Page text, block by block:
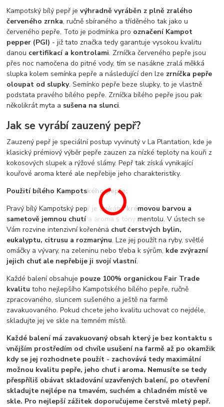
Kampotský bílý pepř jevýhradně vyráběn z plně zralého
červeného zrnka, ručně sbíraného a tříděného tak jako u
červeného pepře. Toto je podmínka pro označení Kampot
pepper (PGI) - již tato značka tedy garantuje vysokou kvalitu
danou certifikací a kontrolami. Zrníčka červeného pepře jsou
přes noc namočena do pitné vody, tím se nasákne zralá měkká
slupka kolem semínka pepře a následující den lze zrníčka pepře
oloupat od slupky. Semínko pepře beze slupky, to je vlastně
podstata pravého bílého pepře. Zrníčka bílého pepře jsou pak
několikrát myta a sušena na slunci.
Jak se vyrábí zauzený pepř?
Zauzený pepř je speciální postup vyvinutý v La Plantation, kde je
klasický prémiový výběr pepře zauzen za nízké teploty na kouři z
kokosových slupek a rýžové slámy. Pepř tak získá vynikající
kouřové aroma které ale nepřebije jeho charakteristiky.
Použití bílého Kampotského pepře:
Pravý bílý Kampotský pepř je unikátníkrémovou barvou a
sametově jemnou chutía aroma s tóny mentolu. V ústech se
Vám rozvine intenzivní kořeněná chuť čerstvých bylin,
eukalyptu, citrusu a rozmarýnu. Lze jej použít na ryby, světlé
omáčky a vývary, na zeleninu nebo třeba k sýrům, kde zvýrazní
jejich chuť ale nepřebije ji svojí vlastní.
Každé balení obsahuje pouze 100% organickou Fair Trade
kvalitu toho nejlepšího Kampotského bílého pepře, ručně
zpracovaného, sluncem sušeného a ještě na farmě
zavakuovaného. Pokud chcete jeho kvalitu uchovat co nejdéle,
skladujte jej ve skle na temném místě.
Každé balení má zavakuovaný obsah který je bez kontaktu s
vnějším prostředím od chvíle usušení na farmě až po okamžik
kdy se jej rozhodnete použít - zachovává tedy maximální
možnou kvalitu pepře, jeho chuť i aroma. Nemusíte se tedy
přespříliš obávat skladování uzavřených balení, po otevření
skladujte nejlépe na tmavém, suchém a chladném místě ve
skle. Pro nejlepší zážitek doporučujeme čerstvě mletý pepř.